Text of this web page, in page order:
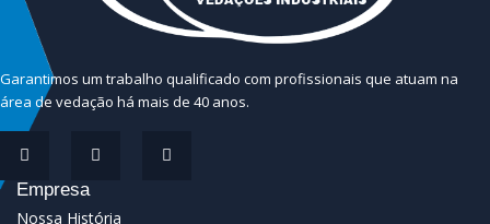
Garantimos um trabalho qualificado com profissionais que atuam na
área de vedação há mais de 40 anos.
Empresa
Nossa História